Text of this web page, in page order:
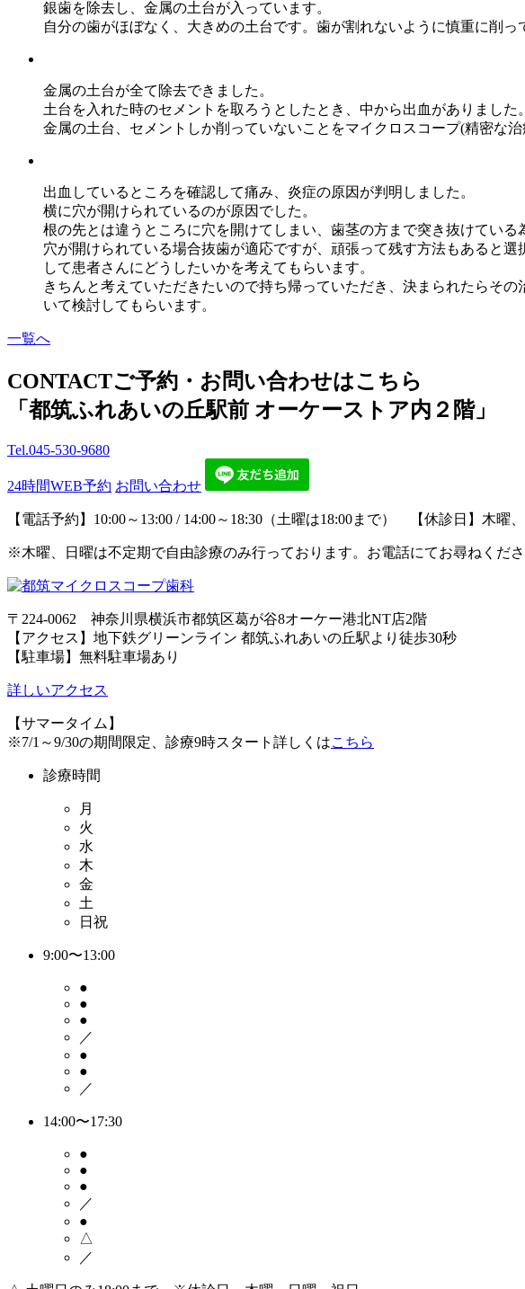
銀歯を除去し、金属の土台が入っています。
自分の歯がほぼなく、大きめの土台です。歯が割れないように慎重に削
金属の土台が全て除去できました。
土台を入れた時のセメントを取ろうとしたとき、中から出血がありました。
金属の土台、セメントしか削っていないことをマイクロスコープ(精密な
出血しているところを確認して痛み、炎症の原因が判明しました。
横に穴が開けられているのが原因でした。
根の先とは違うところに穴を開けてしまい、歯茎の方まで突き抜けてい
穴が開けられている場合抜歯が適応ですが、頑張って残す方法もあると
して患者さんにどうしたいかを考えてもらいます。
きちんと考えていただきたいので持ち帰っていただき、決まられたらそ
いて検討してもらいます。
一覧へ
CONTACTご予約・お問い合わせはこちら
「都筑ふれあいの丘駅前 オーケーストア内２階」
Tel.045-530-9680
24時間WEB予約 お問い合わせ
【電話予約】10:00～13:00 / 14:00～18:30（土曜は18:00まで） 【休診日】木曜
※木曜、日曜は不定期で自由診療のみ行っております。お電話にてお尋ねくださ
〒224-0062 神奈川県横浜市都筑区葛が谷8オーケー港北NT店2階
【アクセス】地下鉄グリーンライン 都筑ふれあいの丘駅より徒歩30秒
【駐車場】無料駐車場あり
詳しいアクセス
【サマータイム】
※7/1～9/30の期間限定、診療9時スタート詳しくはこちら
診療時間
月
火
水
木
金
土
日祝
9:00〜13:00
●
●
●
／
●
●
／
14:00〜17:30
●
●
●
／
●
△
／